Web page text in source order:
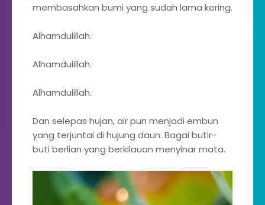
membasahkan bumi yang sudah lama kering.
Alhamdulillah.
Alhamdulillah.
Alhamdulillah.
Dan selepas hujan, air pun menjadi embun
yang terjuntai di hujung daun. Bagai butir-
buti berlian yang berkilauan menyinar mata.